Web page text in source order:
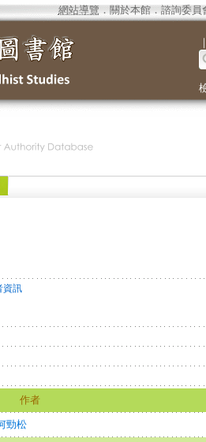
網站導覽 ． 關於本館． 諮詢委員
｜
資訊
作者
勁松